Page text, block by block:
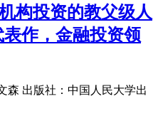
构投资的教父级人
作，金融投资领
森 出版社：中国人民大学出